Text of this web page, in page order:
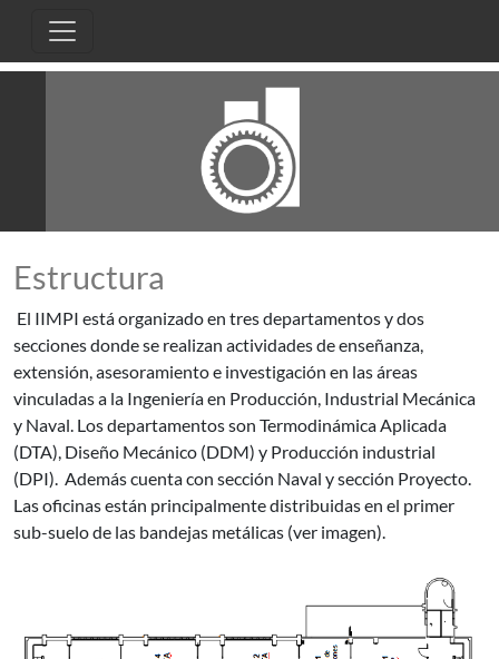
Estructura
El IIMPI está organizado en tres departamentos y dos
secciones donde se realizan actividades de enseñanza,
extensión, asesoramiento e investigación en las áreas
vinculadas a la Ingeniería en Producción, Industrial Mecánica
y Naval. Los departamentos son Termodinámica Aplicada
(DTA), Diseño Mecánico (DDM) y Producción industrial
(DPI). Además cuenta con sección Naval y sección Proyecto.
Las oficinas están principalmente distribuidas en el primer
sub-suelo de las bandejas metálicas (ver imagen).